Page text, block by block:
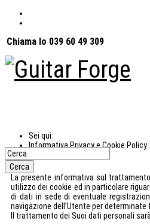
Chiama lo 039 60 49 309
Sei qui:
Informativa Privacy e Cookie Policy
La presente informativa sul
utilizzo dei cookie ed in particolare
di dati in sede di eventuale
navigazione dell’Utente per
Il trattamento dei Suoi dati personali